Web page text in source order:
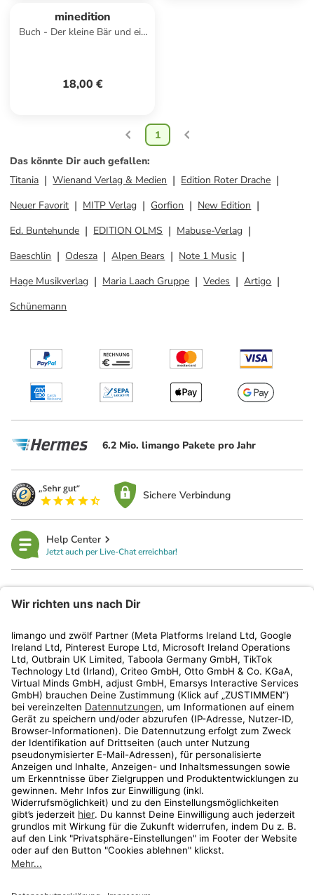
minedition
Buch - Der kleine Bär und ein
18,00 €
1
Das könnte Dir auch gefallen:
Titania
Wienand Verlag & Medien
Edition Roter Drache
Neuer Favorit
MITP Verlag Gorfion
New Edition
Ed. Buntehunde
EDITION OLMS
Mabuse-Verlag
Baeschlin
Odesza Alpen Bears
Note 1 Music
Hage Musikverlag
Maria Laach Gruppe Vedes
Artigo
Schünemann
6.2 Mio. limango Pakete pro Jahr
Sichere Verbindung
Help Center
Jetzt auch per Live-Chat erreichbar!
Kundenservice
Shop
Aktionen
Travel